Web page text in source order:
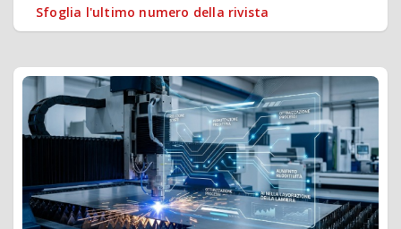
Sfoglia l'ultimo numero della rivista